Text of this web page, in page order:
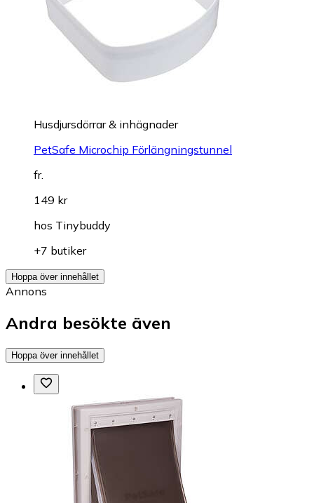
Husdjursdörrar & inhägnader
PetSafe Microchip Förlängningstunnel
fr.
149 kr
hos Tinybuddy
+7 butiker
Hoppa över innehållet
Annons
Andra besökte även
Hoppa över innehållet